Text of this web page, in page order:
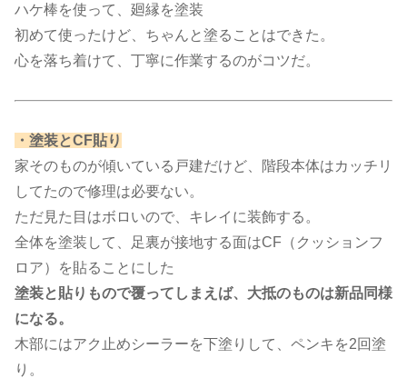
ハケ棒を使って、廻縁を塗装
初めて使ったけど、ちゃんと塗ることはできた。
心を落ち着けて、丁寧に作業するのがコツだ。
​・塗装とCF貼り​
家そのものが傾いている戸建だけど、階段本体はカッチリ
してたので修理は必要ない。
ただ見た目はボロいので、キレイに装飾する。
全体を塗装して、足裏が接地する面はCF（クッションフ
ロア）を貼ることにした
塗装と貼りもので覆ってしまえば、大抵のものは新品同様
になる。
木部にはアク止めシーラーを下塗りして、ペンキを2回塗
り。